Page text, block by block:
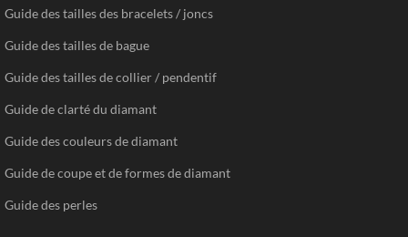
Guide des tailles des bracelets / joncs
Guide des tailles de bague
Guide des tailles de collier / pendentif
Guide de clarté du diamant
Guide des couleurs de diamant
Guide de coupe et de formes de diamant
Guide des perles